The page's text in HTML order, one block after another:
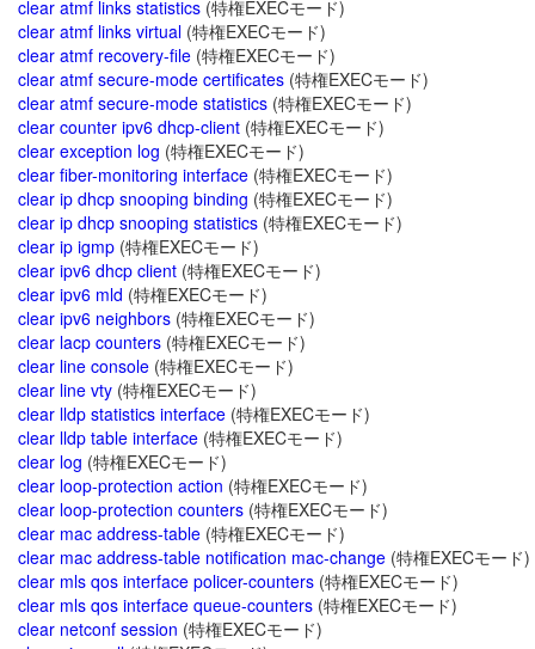
clear atmf links statistics (特権EXECモード)
clear atmf links virtual (特権EXECモード)
clear atmf recovery-file (特権EXECモード)
clear atmf secure-mode certificates (特権EXECモード)
clear atmf secure-mode statistics (特権EXECモード)
clear counter ipv6 dhcp-client (特権EXECモード)
clear exception log (特権EXECモード)
clear fiber-monitoring interface (特権EXECモード)
clear ip dhcp snooping binding (特権EXECモード)
clear ip dhcp snooping statistics (特権EXECモード)
clear ip igmp (特権EXECモード)
clear ipv6 dhcp client (特権EXECモード)
clear ipv6 mld (特権EXECモード)
clear ipv6 neighbors (特権EXECモード)
clear lacp counters (特権EXECモード)
clear line console (特権EXECモード)
clear line vty (特権EXECモード)
clear lldp statistics interface (特権EXECモード)
clear lldp table interface (特権EXECモード)
clear log (特権EXECモード)
clear loop-protection action (特権EXECモード)
clear loop-protection counters (特権EXECモード)
clear mac address-table (特権EXECモード)
clear mac address-table notification mac-change (特権EXECモード)
clear mls qos interface policer-counters (特権EXECモード)
clear mls qos interface queue-counters (特権EXECモード)
clear netconf session (特権EXECモード)